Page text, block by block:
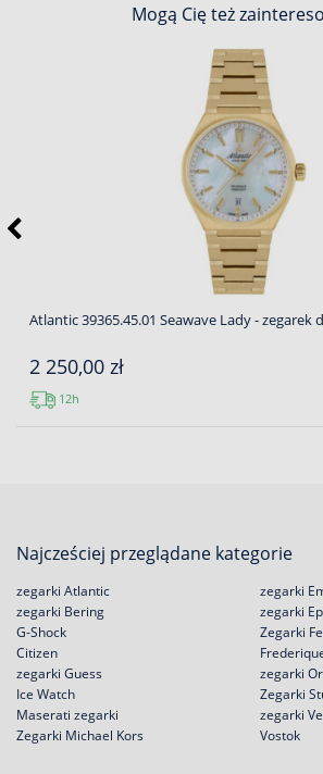
Mogą Cię też
Atlantic 39365.45.01 Seawave Lady - zegarek
2 250,00 zł
12h
Najcześciej przeglądane kategorie
zegarki Atlantic
zegarki Bering
G-Shock
Citizen
zegarki
zegarki
Zegarki
zegarki Guess
Ice Watch
Maserati zegarki
Zegarki Michael Kors
zegarki
Zegarki
zegarki
Vostok